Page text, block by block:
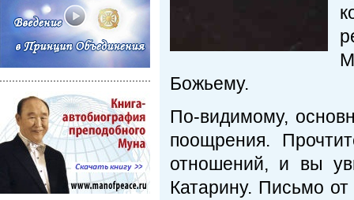
Божьему.
По-видимому,
поощрения.
отношений, и вы
Катарину. Письмо